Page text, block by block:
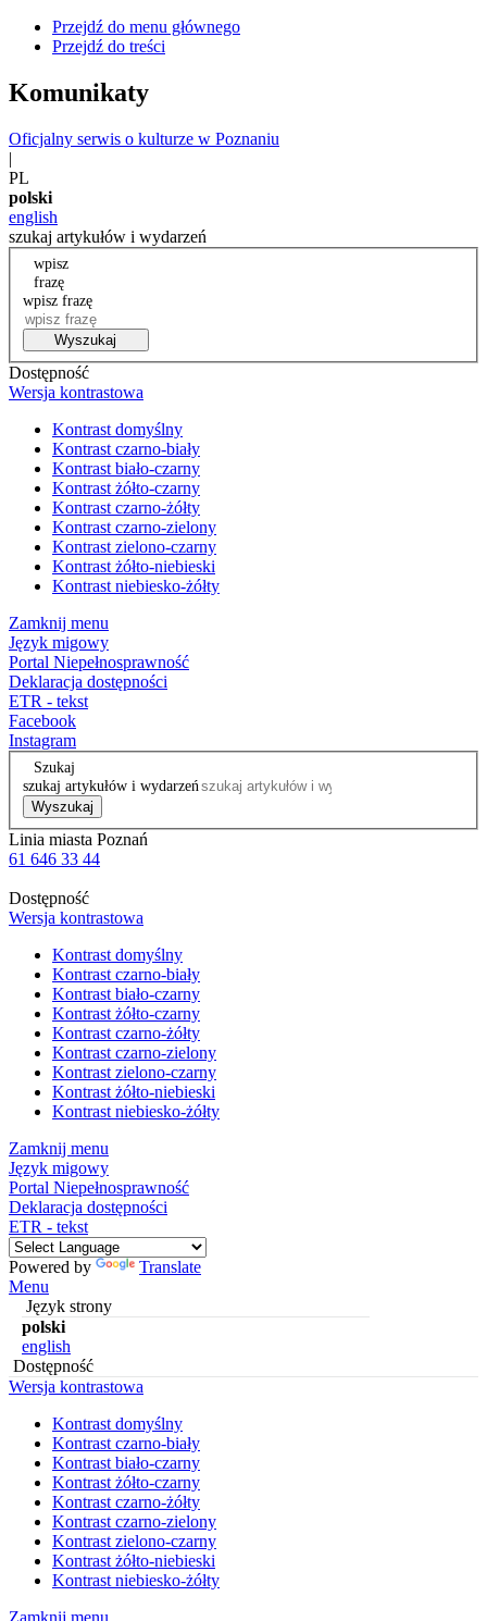
Przejdź do menu głównego
Przejdź do treści
Komunikaty
Oficjalny serwis o kulturze w Poznaniu
|
PL
polski
english
szukaj artykułów i wydarzeń
wpisz
frazę
wpisz frazę
Wyszukaj
Dostępność
Wersja kontrastowa
Kontrast domyślny
Kontrast czarno-biały
Kontrast biało-czarny
Kontrast żółto-czarny
Kontrast czarno-żółty
Kontrast czarno-zielony
Kontrast zielono-czarny
Kontrast żółto-niebieski
Kontrast niebiesko-żółty
Zamknij menu
Język migowy
Portal Niepełnosprawność
Deklaracja dostępności
ETR - tekst
Facebook
Instagram
Szukaj
szukaj artykułów i wydarzeń
Wyszukaj
Linia miasta Poznań
61 646 33 44
Dostępność
Wersja kontrastowa
Kontrast domyślny
Kontrast czarno-biały
Kontrast biało-czarny
Kontrast żółto-czarny
Kontrast czarno-żółty
Kontrast czarno-zielony
Kontrast zielono-czarny
Kontrast żółto-niebieski
Kontrast niebiesko-żółty
Zamknij menu
Język migowy
Portal Niepełnosprawność
Deklaracja dostępności
ETR - tekst
Powered by
Translate
Menu
Język strony
polski
english
Dostępność
Wersja kontrastowa
Kontrast domyślny
Kontrast czarno-biały
Kontrast biało-czarny
Kontrast żółto-czarny
Kontrast czarno-żółty
Kontrast czarno-zielony
Kontrast zielono-czarny
Kontrast żółto-niebieski
Kontrast niebiesko-żółty
Zamknij menu